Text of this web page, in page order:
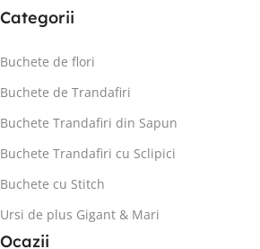
Categorii
Buchete de flori
Buchete de Trandafiri
Buchete Trandafiri din Sapun
Buchete Trandafiri cu Sclipici
Buchete cu Stitch
Ursi de plus Gigant & Mari
Ocazii